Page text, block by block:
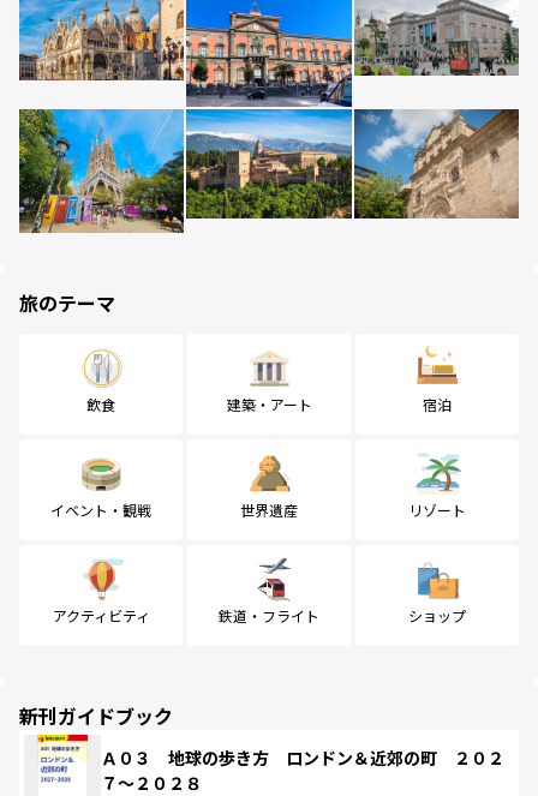
旅のテーマ
飲食 建築・アート 宿泊
イベント・観戦 世界遺産 リゾート
アクティビティ 鉄道・フライト ショップ
新刊ガイドブック
Ａ０３ 地球の歩き方 ロンドン＆近郊の町 ２０２
７～２０２８